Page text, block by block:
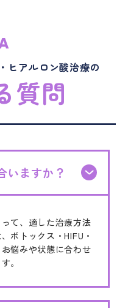
ヒアルロン酸治療の
質問
いますか？
て、適した治療方法
ボトックス・HIFU・
悩みや状態に合わせ
。